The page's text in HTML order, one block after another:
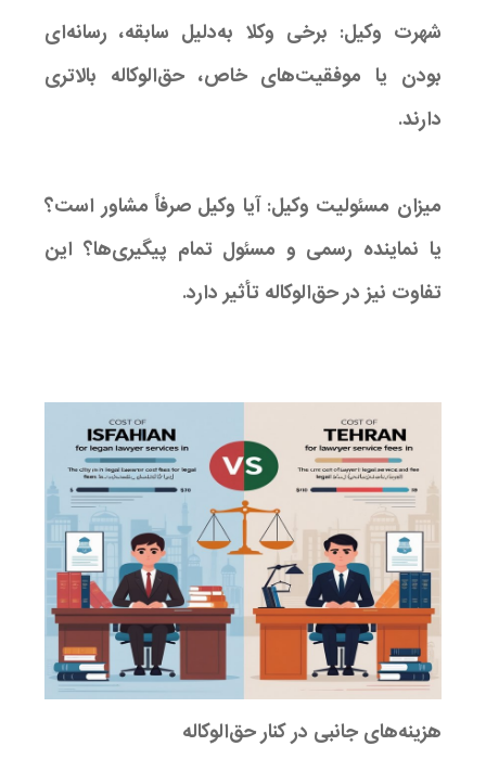
شهرت وکیل: برخی وکلا به‌دلیل سابقه، رسانه‌ای
بودن یا موفقیت‌های خاص، حق‌الوکاله بالاتری
دارند.
میزان مسئولیت وکیل: آیا وکیل صرفاً مشاور است؟
یا نماینده رسمی و مسئول تمام پیگیری‌ها؟ این
تفاوت نیز در حق‌الوکاله تأثیر دارد.
هزینه‌های جانبی در کنار حق‌الوکاله